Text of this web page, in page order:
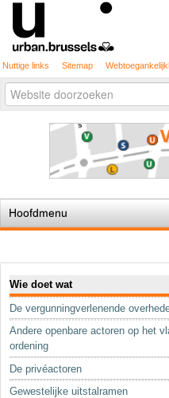
Nuttige links Sitemap
Zoek
Geavanceerd
zoeken...
Hoofdmenu
De spelregels
Stedenbouwkundige vergunning
Cartografie
Studies en publicaties
Sleutelwoorden
Stedenbouwkundige inlichtingen
Wie doet wat
De vergunningverlenende
Andere openbare actoren op het
ordening
De privéactoren
Gewestelijke uitstalramen